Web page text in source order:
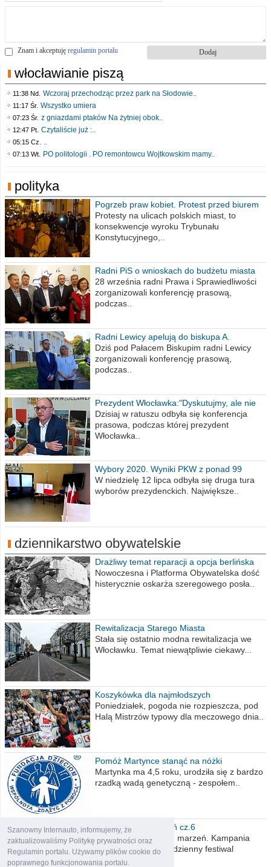
Szanowny Internauto, informujemy, że
zaktualizowaliśmy Politykę prywatności oraz
Regulamin portalu. Używamy plików cookie do
poprawnego funkcjonowania portalu.
Znam i akceptuję regulamin portalu
włocławianie piszą
11:38 Nd. Wczoraj przechodząc przez park na Słodowie..
11:17 Śr. Wszystko umiera
07:23 Śr. z gniazdami ptaków Na żytniej obok..
12:47 Pt. Czytaliście już :..
05:15 Cz. ..
07:13 Wt. PO politologii . PO remontowcu Wojtkowskim mamy..
polityka
Pogrzeb praw kobiet. Protest przed biurem
poselskim PiS
Protesty na ulicach polskich miast, to
konsekwencje wyroku Trybunału
Konstytucyjnego,..
Radni PiS o wnioskach do budżetu miasta
na 2021 rok
28 września radni Prawa i Sprawiedliwości
zorganizowali konferencję prasową,
podczas..
Radni Lewicy apelują do biskupa A.
Wiesława Meringa
Dziś pod Pałacem Biskupim radni Lewicy
zorganizowali konferencję prasową,
podczas..
Prezydent Włocławka:"Dyskutujmy, ale nie
obrażajmy się”
Dzisiaj w ratuszu odbyła się konferencja
prasowa, podczas której prezydent
Włocławka..
Wybory 2020. Wyniki PKW z ponad 99
procent obwodów
W niedzielę 12 lipca odbyła się druga tura
wyborów prezydenckich. Największe..
dziennikarstwo obywatelskie
Drażliwy temat reparacji a opcja berlińska
Nowoczesna i Platforma Obywatelska dość
histerycznie oskarża szeregowego posła..
Rewitalizacja Starego Miasta
Stała się ostatnio modna rewitalizacja we
Włocławku. Temat niewątpliwie ciekawy...
Koszykówka dla najmłodszych
Poniedziałek, pogoda nie rozpieszcza, pod
Halą Mistrzów typowy dla meczowego dnia..
Pomóż Martynce stanąć na nóżki
Martynka ma 4,5 roku, urodziła się z bardzo
rzadką wadą genetyczną - zespołem..
Polska moich marzeń cz.6
Nadszedł kres moich marzeń. Kampania
wyborcza czyli niecodzienny festiwal
obietnic,..